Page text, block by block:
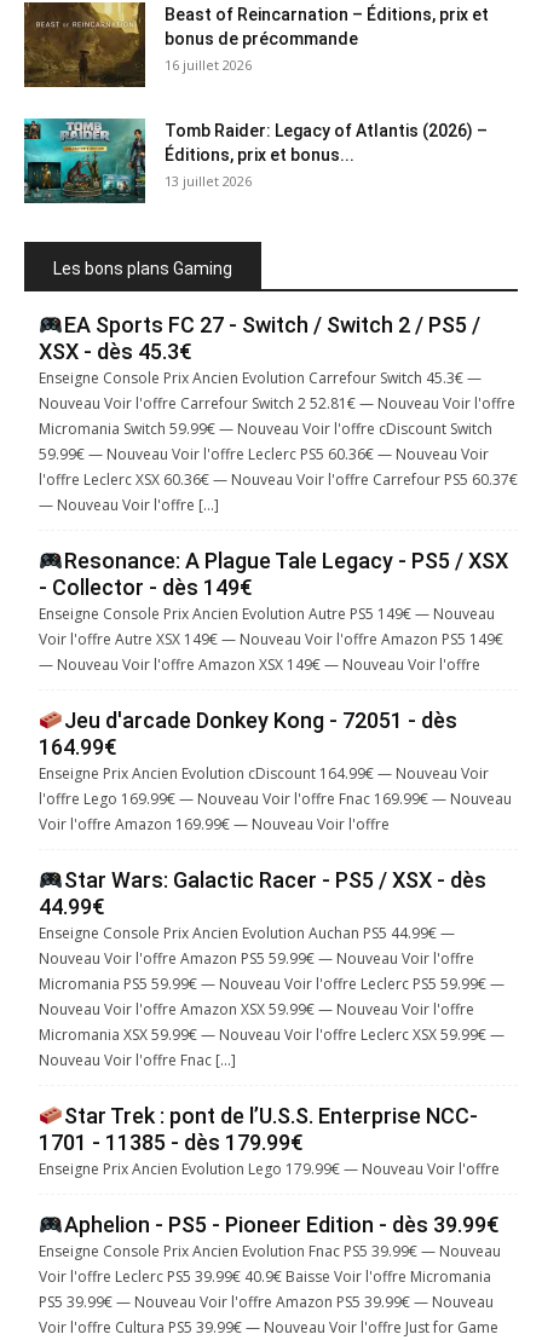
Beast of Reincarnation – Éditions, prix et
bonus de précommande
16 juillet 2026
Tomb Raider: Legacy of Atlantis (2026) –
Éditions, prix et bonus...
13 juillet 2026
Les bons plans Gaming
EA Sports FC 27 - Switch / Switch 2 / PS5 /
XSX - dès 45.3€
Enseigne Console Prix Ancien Evolution Carrefour Switch 45.3€ —
Nouveau Voir l'offre Carrefour Switch 2 52.81€ — Nouveau Voir l'offre
Micromania Switch 59.99€ — Nouveau Voir l'offre cDiscount Switch
59.99€ — Nouveau Voir l'offre Leclerc PS5 60.36€ — Nouveau Voir
l'offre Leclerc XSX 60.36€ — Nouveau Voir l'offre Carrefour PS5 60.37€
— Nouveau Voir l'offre […]
Resonance: A Plague Tale Legacy - PS5 / XSX
- Collector - dès 149€
Enseigne Console Prix Ancien Evolution Autre PS5 149€ — Nouveau
Voir l'offre Autre XSX 149€ — Nouveau Voir l'offre Amazon PS5 149€
— Nouveau Voir l'offre Amazon XSX 149€ — Nouveau Voir l'offre
Jeu d'arcade Donkey Kong - 72051 - dès
164.99€
Enseigne Prix Ancien Evolution cDiscount 164.99€ — Nouveau Voir
l'offre Lego 169.99€ — Nouveau Voir l'offre Fnac 169.99€ — Nouveau
Voir l'offre Amazon 169.99€ — Nouveau Voir l'offre
Star Wars: Galactic Racer - PS5 / XSX - dès
44.99€
Enseigne Console Prix Ancien Evolution Auchan PS5 44.99€ —
Nouveau Voir l'offre Amazon PS5 59.99€ — Nouveau Voir l'offre
Micromania PS5 59.99€ — Nouveau Voir l'offre Leclerc PS5 59.99€ —
Nouveau Voir l'offre Amazon XSX 59.99€ — Nouveau Voir l'offre
Micromania XSX 59.99€ — Nouveau Voir l'offre Leclerc XSX 59.99€ —
Nouveau Voir l'offre Fnac […]
Star Trek : pont de l’U.S.S. Enterprise NCC-
1701 - 11385 - dès 179.99€
Enseigne Prix Ancien Evolution Lego 179.99€ — Nouveau Voir l'offre
Aphelion - PS5 - Pioneer Edition - dès 39.99€
Enseigne Console Prix Ancien Evolution Fnac PS5 39.99€ — Nouveau
Voir l'offre Leclerc PS5 39.99€ 40.9€ Baisse Voir l'offre Micromania
PS5 39.99€ — Nouveau Voir l'offre Amazon PS5 39.99€ — Nouveau
Voir l'offre Cultura PS5 39.99€ — Nouveau Voir l'offre Just for Game